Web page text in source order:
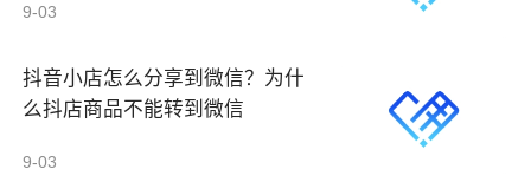
9-03
抖音小店怎么分享到微信？为什
么抖店商品不能转到微信
9-03